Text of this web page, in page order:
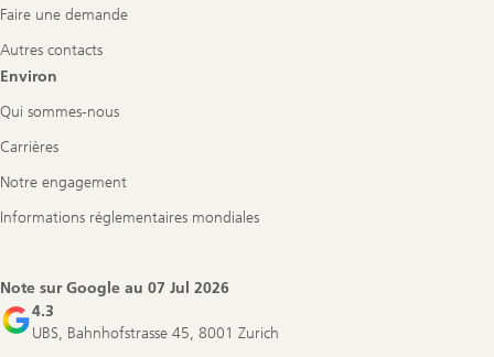
Faire une demande
Autres contacts
Environ
Qui sommes-nous
Carrières
Notre engagement
Informations réglementaires mondiales
Note sur Google au 07 Jul 2026
4.3
UBS, Bahnhofstrasse 45, 8001 Zurich